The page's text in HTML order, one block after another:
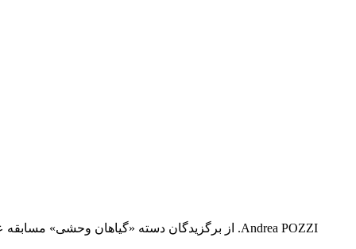
Andrea POZZI. از برگزیدگان دسته «گیاهان وحشی» مسابقه عکاسی حیات وحش ۲۰۲۰